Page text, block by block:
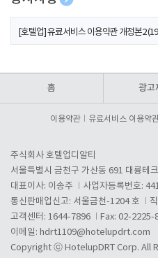
[호텔업] 개인정보 처리방침 개정본1
[호텔업] 유료서비스 이용약관 개정본2
홈 광고
이용약관 유료서비스 이용약
주식회사 호텔업디알티
서울특별시 금천구 가산동 691 대륭테
대표이사: 이송주
사업자등록번호:
통신판매업신고: 서울금천-1204 호
고객센터: 1644-7896
Fax: 02-2225-
이메일: hdrt1109@hotelupdrt.com
Copyright ⓒ HotelupDRT Corp. All